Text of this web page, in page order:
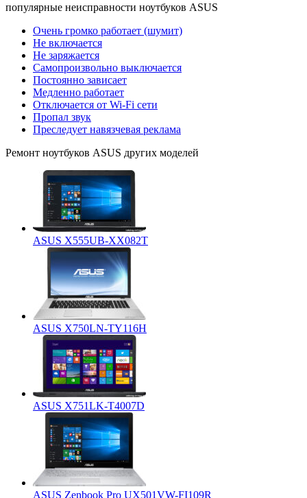
популярные неисправности ноутбуков ASUS
Очень громко работает (шумит)
Не включается
Не заряжается
Самопроизвольно выключается
Постоянно зависает
Медленно работает
Отключается от Wi-Fi сети
Пропал звук
Преследует навязчевая реклама
Ремонт ноутбуков ASUS других моделей
ASUS X555UB-XX082T
ASUS X750LN-TY116H
ASUS X751LK-T4007D
ASUS Zenbook Pro UX501VW-FI109R